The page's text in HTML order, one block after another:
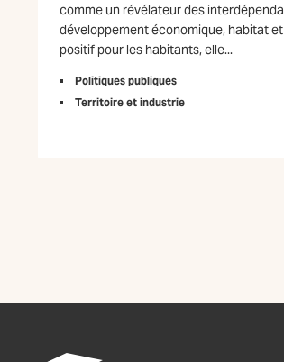
comme un révélateur des
développement économique, habitat
positif pour les habitants, elle...
Politiques publiques
Territoire et industrie